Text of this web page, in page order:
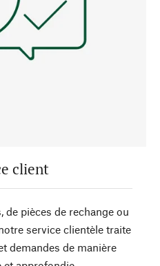
client
de pièces de rechange ou
service clientèle traite
demandes de manière